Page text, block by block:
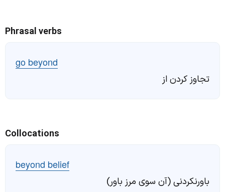
Phrasal verbs
go beyond
تجاوز کردن از
Collocations
beyond belief
باورنکردنی (آن سوی مرز باور)